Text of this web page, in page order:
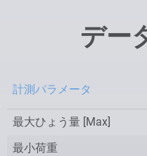
デー
計測パラメータ
最大ひょう量 [Max]
最小荷重